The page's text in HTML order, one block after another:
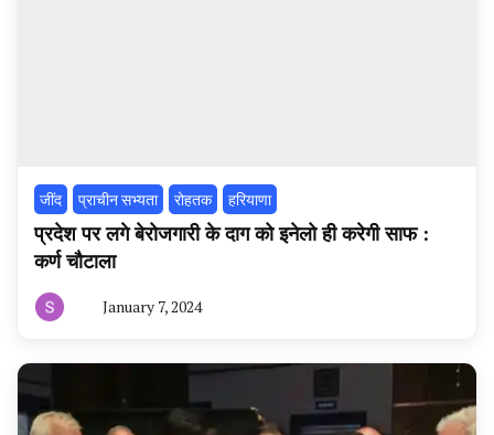
‌जींद प्राचीन सभ्यता रोहतक हरियाणा
प्रदेश पर लगे बेरोजगारी के दाग को इनेलो ही करेगी साफ :
कर्ण चौटाला
टूडे
January 7, 2024